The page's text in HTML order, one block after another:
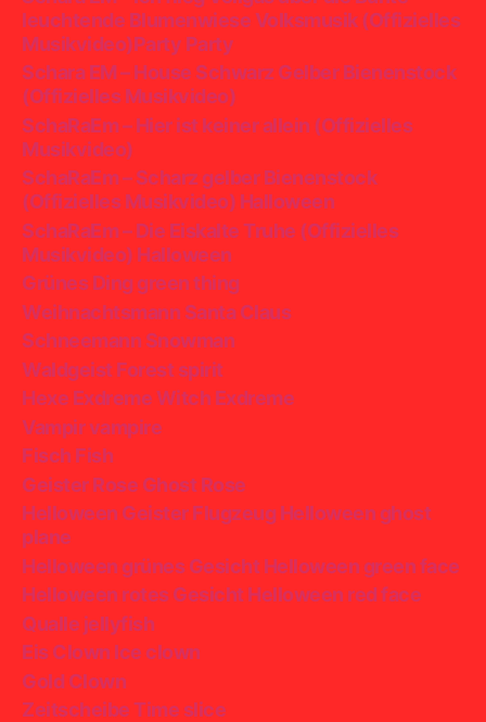
leuchtende Blumenwiese Volksmusik (Offizielles
Musikvideo)Party Party
Schara EM – House Schwarz Gelber Bienenstock
(Offizielles Musikvideo)
SchaRaEm – Hier ist keiner allein (Offizielles
Musikvideo)
SchaRaEm – Scharz gelber Bienenstock
(Offizielles Musikvideo) Halloween
SchaRaEm – Die Eiskalte Truhe (Offizielles
Musikvideo) Halloween
Grünes Ding green thing
Weihnachtsmann Santa Claus
Schneemann Snowman
Waldgeist Forest spirit
Hexe Exdreme Witch Exdreme
Vampir vampire
Fisch Fish
Geister Rose Ghost Rose
Helloween Geister Flugzeug Helloween ghost
plane
Helloween grünes Gesicht Helloween green face
Helloween rotes Gesicht Helloween red face
Qualle jellyfish
Eis Clown Ice clown
Gold Clown
Zeitscheibe Time slice